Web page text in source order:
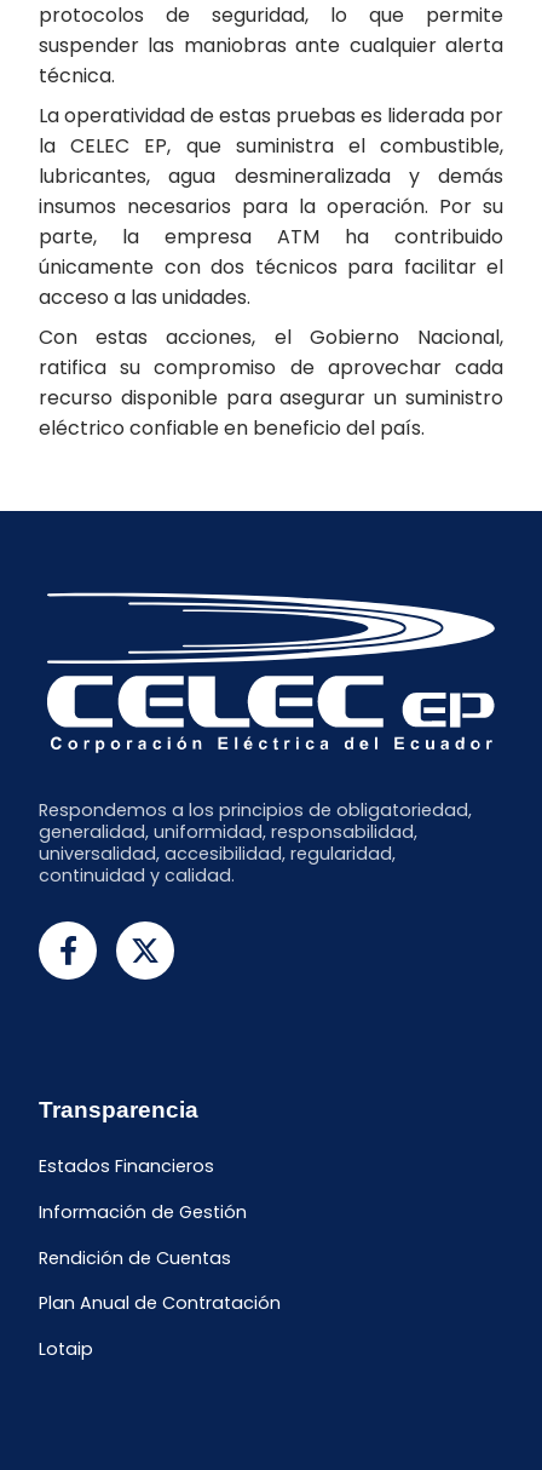
protocolos de seguridad, lo que permite
suspender las maniobras ante cualquier alerta
técnica.
La operatividad de estas pruebas es liderada por
la CELEC EP, que suministra el combustible,
lubricantes, agua desmineralizada y demás
insumos necesarios para la operación. Por su
parte, la empresa ATM ha contribuido
únicamente con dos técnicos para facilitar el
acceso a las unidades.
Con estas acciones, el Gobierno Nacional,
ratifica su compromiso de aprovechar cada
recurso disponible para asegurar un suministro
eléctrico confiable en beneficio del país.
Respondemos a los principios de obligatoriedad,
generalidad, uniformidad, responsabilidad,
universalidad, accesibilidad, regularidad,
continuidad y calidad.
Transparencia
Estados Financieros
Información de Gestión
Rendición de Cuentas
Plan Anual de Contratación
Lotaip